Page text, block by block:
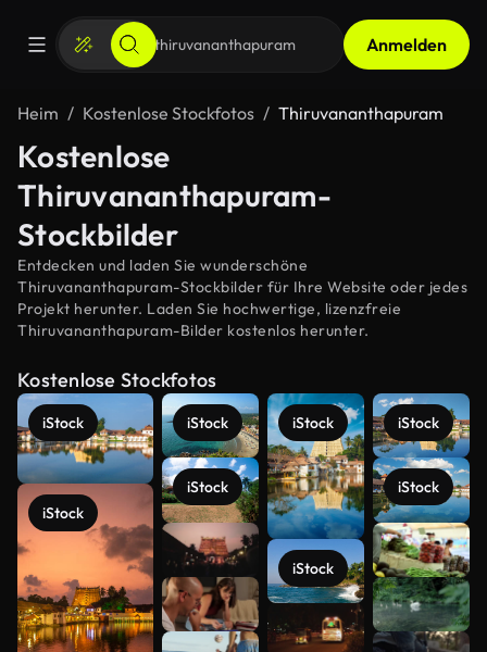
Anmelden
Heim Kostenlose Stockfotos Thiruvananthapuram
Kostenlose
Thiruvananthapuram-
Stockbilder
Entdecken und laden Sie wunderschöne
Thiruvananthapuram-Stockbilder für Ihre Website oder jedes
Projekt herunter. Laden Sie hochwertige, lizenzfreie
Thiruvananthapuram-Bilder kostenlos herunter.
Kostenlose Stockfotos
iStock
iStock
iStock
iStock
iStock
iStock
iStock
iStock
Mehr
anzeigen